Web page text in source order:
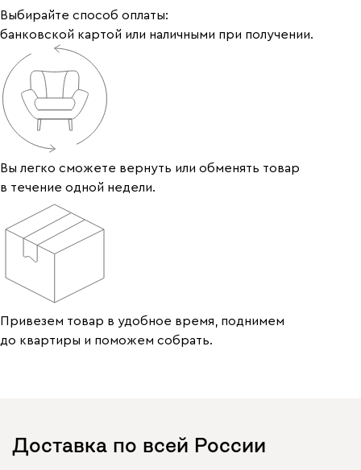
Выбирайте способ оплаты:
банковской картой или наличными при получении.
Вы легко сможете вернуть или обменять товар
в течение одной недели.
Привезем товар в удобное время, поднимем
до квартиры и поможем собрать.
Доставка по всей России